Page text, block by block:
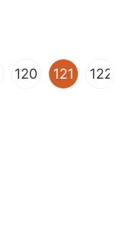
120 121 122